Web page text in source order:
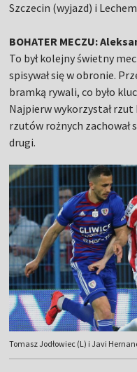
Szczecin (wyjazd) i
BOHATER MECZU:
To był kolejny świetny
spisywał się w obronie.
bramką rywali, co było
Najpierw wykorzystał
rzutów rożnych zachował
drugi.
Tomasz Jodłowiec (L) i Javi